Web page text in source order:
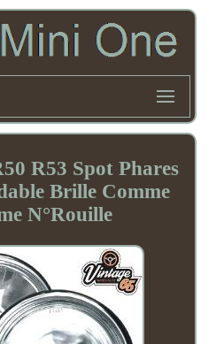
R53 Spot Phares
Brille Comme
N°Rouille